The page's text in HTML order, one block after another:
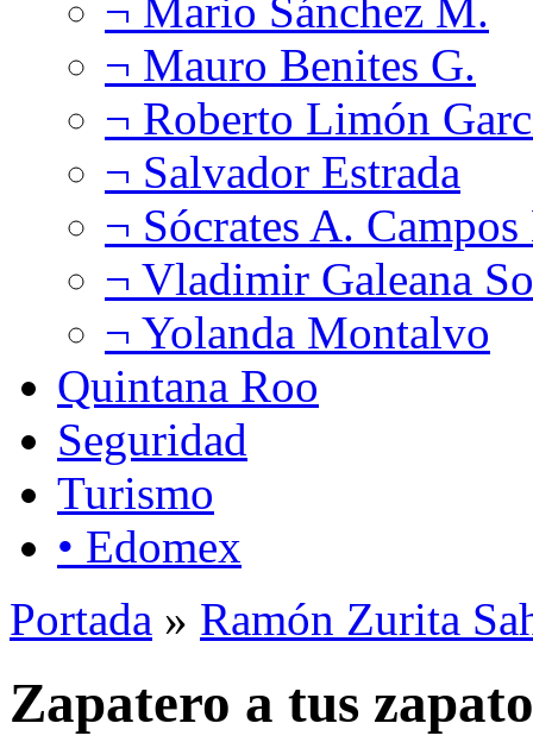
¬ Mario Sánchez M.
¬ Mauro Benites G.
¬ Roberto Limón
¬ Salvador Estrada
¬ Sócrates A.
¬ Vladimir Galeana
¬ Yolanda Montalvo
Quintana Roo
Seguridad
Turismo
• Edomex
Portada » Ramón Zurita
Zapatero a tus